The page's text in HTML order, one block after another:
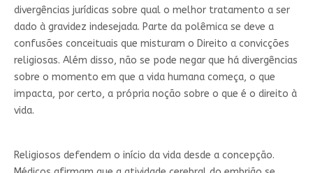
divergências jurídicas sobre qual o melhor tratamento a ser
dado à gravidez indesejada. Parte da polêmica se deve a
confusões conceituais que misturam o Direito a convicções
religiosas. Além disso, não se pode negar que há divergências
sobre o momento em que a vida humana começa, o que
impacta, por certo, a própria noção sobre o que é o direito à
vida.
Religiosos defendem o início da vida desde a concepção.